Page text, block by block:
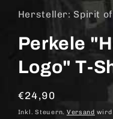
Hersteller: Spirit
Perkele
Logo" T-
Normaler
Preis
€24,90
Inkl. Steuern. Versand wird